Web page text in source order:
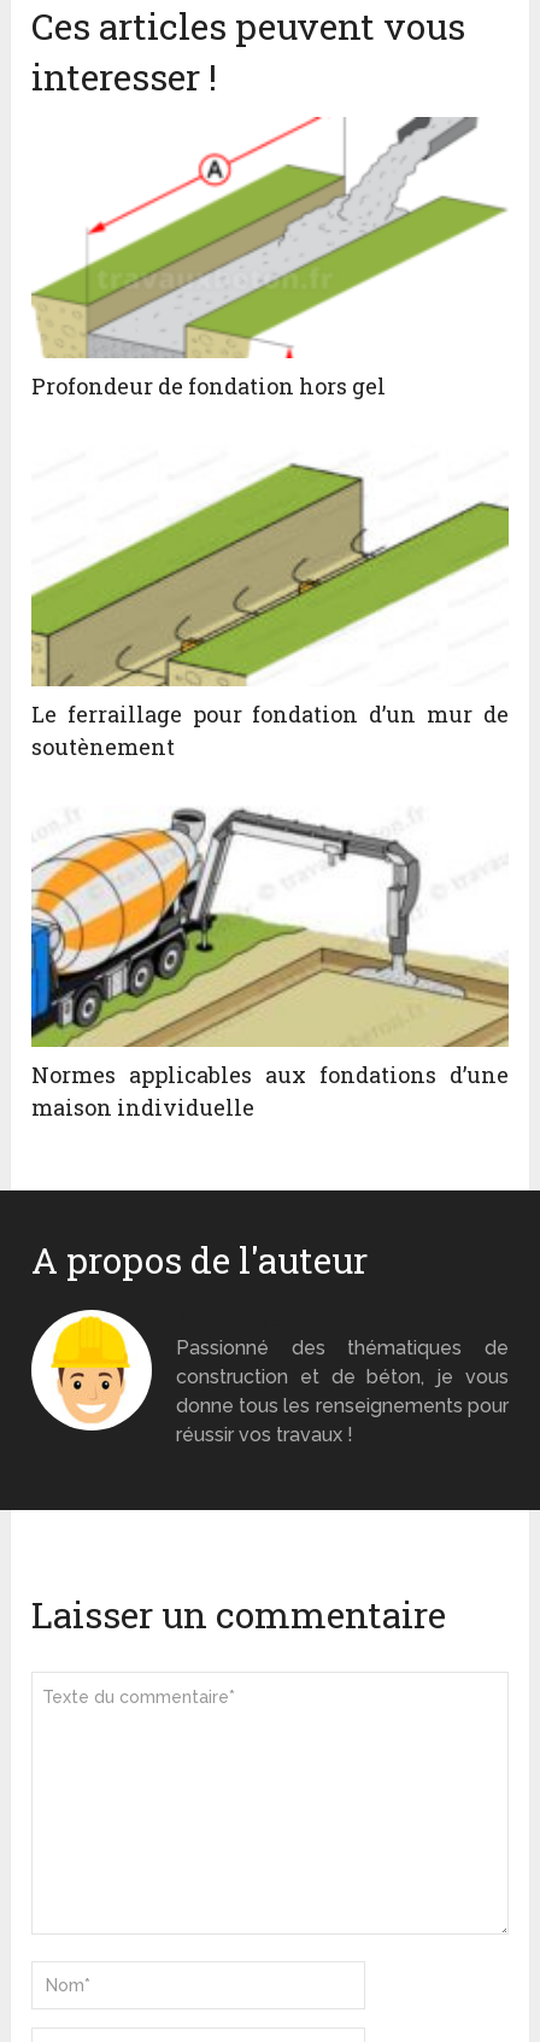
Ces articles peuvent vous
interesser !
Profondeur de fondation hors gel
Le ferraillage pour fondation d’un mur de
soutènement
Normes applicables aux fondations d’une
maison individuelle
A propos de l'auteur
Passionné des thématiques de
construction et de béton, je vous
donne tous les renseignements pour
réussir vos travaux !
Laisser un commentaire